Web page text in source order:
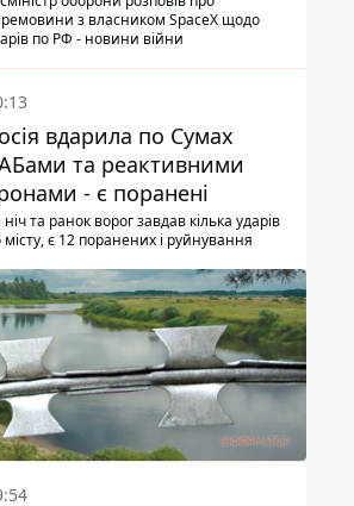
з власником SpaceX щодо
по РФ - новини війни
вдарила по Сумах
та реактивними
- є поранені
ніч та ранок ворог завдав кілька ударів
місту, є 12 поранених і руйнування